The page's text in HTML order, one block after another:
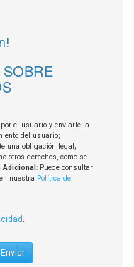
el usuario y enviarle la
del usuario;
una obligación legal;
otros derechos, como se
Adicional : Puede consultar
nuestra Política de
Enviar